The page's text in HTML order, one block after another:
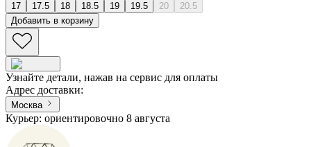
17
17.5 18 18.5 19 19.5 20
20.5
Добавить в корзину
Узнайте детали, нажав на сервис для оплаты
Адрес доставки:
Москва
Курьер: ориентировочно 8 августа